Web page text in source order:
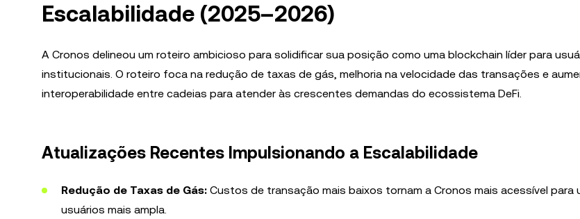
Escalabilidade (2025–2026)
A Cronos delineou um roteiro ambicioso para solidificar sua posição como uma blockchain líder para
institucionais. O roteiro foca na redução de taxas de gás, melhoria na velocidade das transações e
interoperabilidade entre cadeias para atender às crescentes demandas do ecossistema DeFi.
Atualizações Recentes Impulsionando a Escalabilidade
Redução de Taxas de Gás: Custos de transação mais baixos tornam a Cronos mais acessível para
usuários mais ampla.